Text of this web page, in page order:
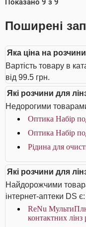
Показано 9 з 9
Поширені
Яка ціна на
Вартість товару в
від 99.5 грн.
Які розчини для
Недорогими товарами
Оптика Набір
Оптика Набір
Рідина для
Які розчини для
Найдорожчими
інтернет-аптеки DS є:
ReNu
контактних